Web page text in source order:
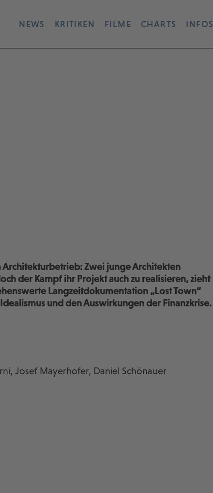
NEWS KRITIKEN FILME CHARTS INFOS
Architekturbetrieb: Zwei junge Architekten
der Kampf ihr Projekt auch zu realisieren, zieht
Langzeitdokumentation „Lost Town“
und den Auswirkungen der Finanzkrise.
Josef Mayerhofer, Daniel Schönauer